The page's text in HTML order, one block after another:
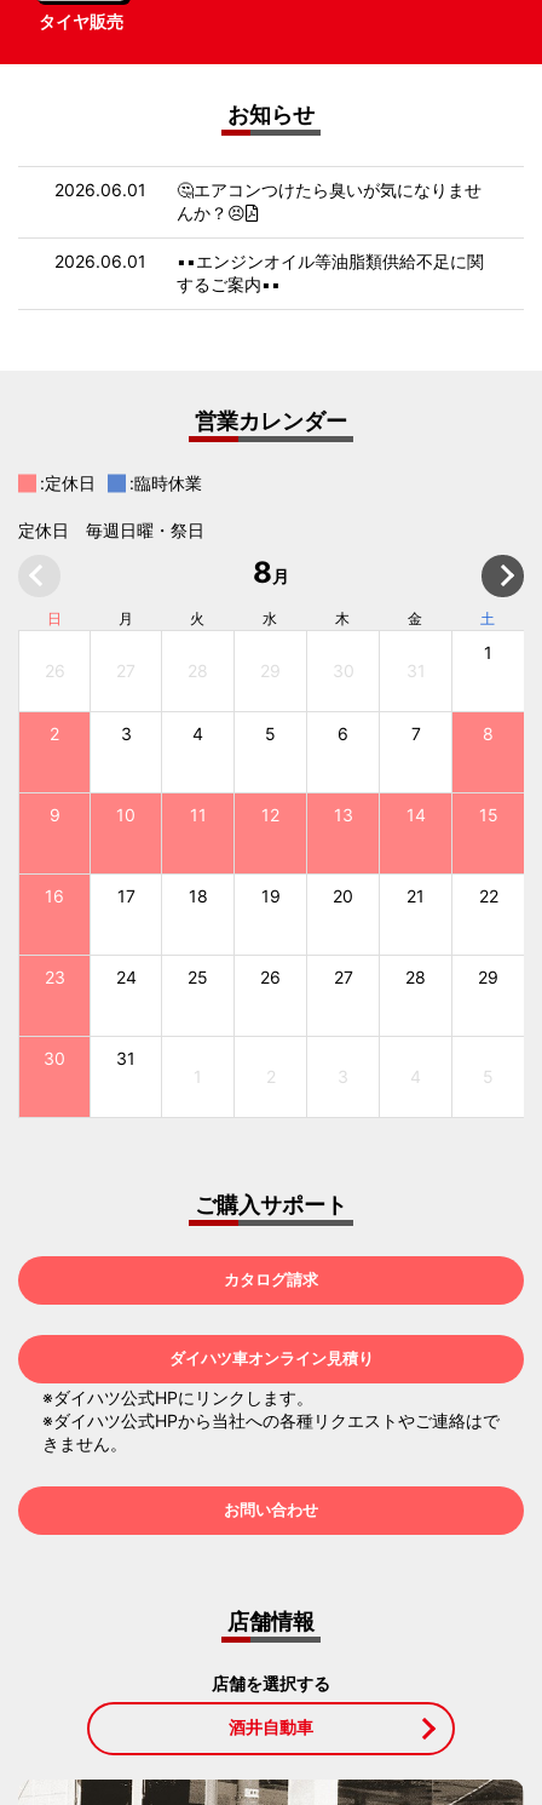
タイヤ販売
お知らせ
2026.06.01
🤔エアコンつけたら臭いが気になりませ
んか？😣
2026.06.01
▪️▪️エンジンオイル等油脂類供給不足に関
するご案内▪️▪️
営業カレンダー
:定休日 :臨時休業
定休日 毎週日曜・祭日
8 月
日 月 火 水 木 金 土
26 27 28 29 30 31
1
2 3 4 5 6 7 8
9 10 11 12 13 14 15
16 17 18 19 20 21 22
23 24 25 26 27 28 29
30
31
1
2 3 4 5
ご購入サポート
カタログ請求
ダイハツ車オンライン見積り
※ダイハツ公式HPにリンクします。
※ダイハツ公式HPから当社への各種リクエストやご連絡はで
きません。
お問い合わせ
店舗情報
店舗を選択する
酒井自動車